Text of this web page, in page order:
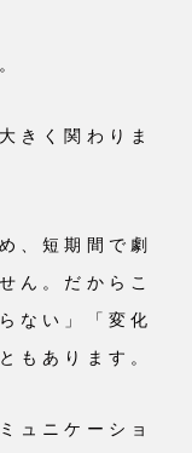
きく関わりま
、短期間で劇
ん。だからこ
ない」「変化
もあります。
ュニケーショ